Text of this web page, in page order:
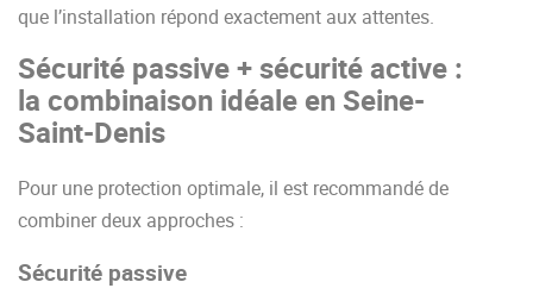
que l’installation répond exactement aux attentes.
Sécurité passive + sécurité active :
la combinaison idéale en Seine-
Saint-Denis
Pour une protection optimale, il est recommandé de
combiner deux approches :
Sécurité passive